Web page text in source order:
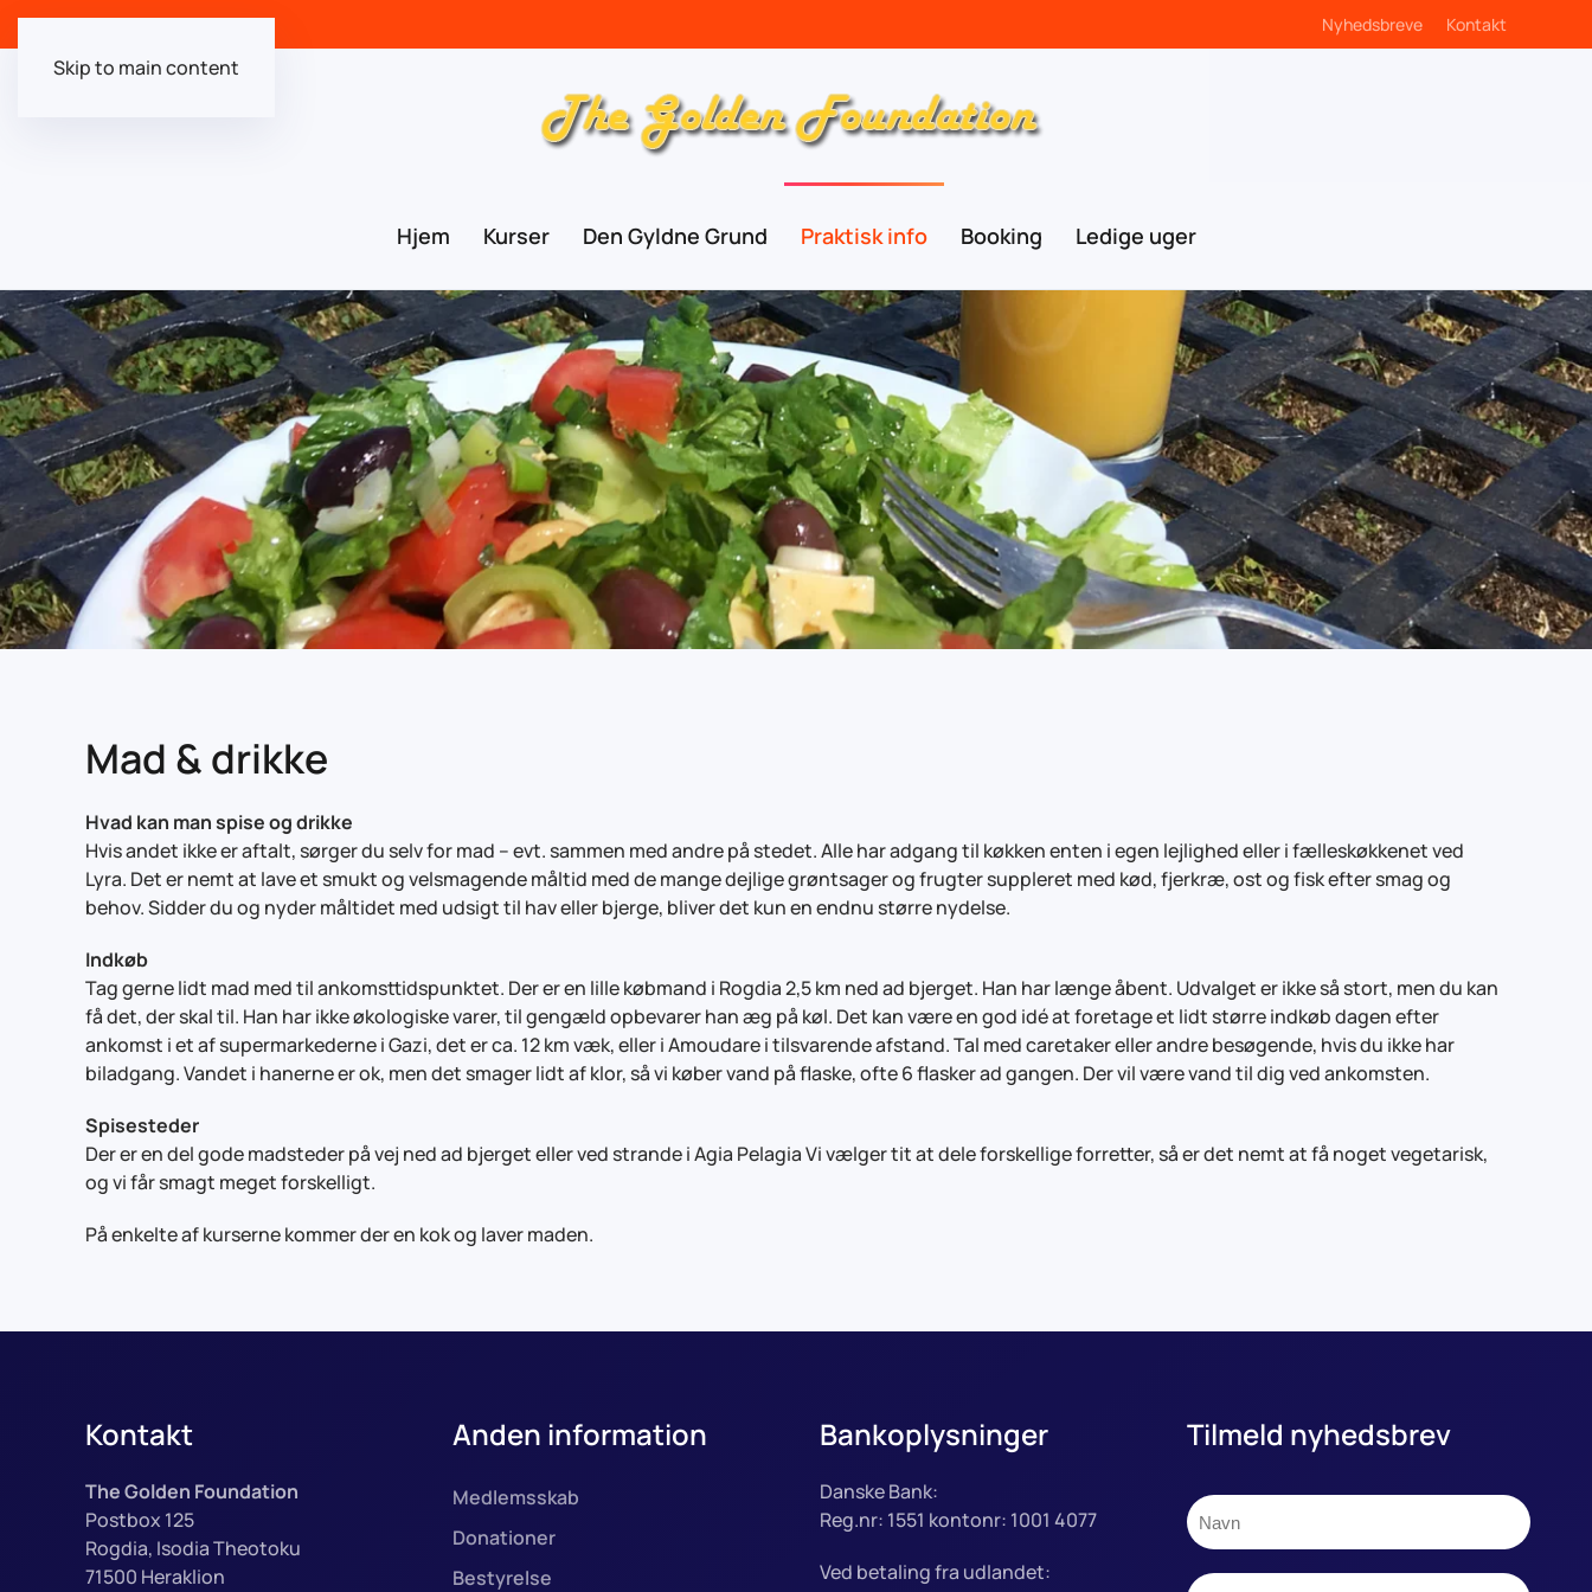
Skip to main content
Nyhedsbreve Kontakt
Hjem Kurser Den Gyldne Grund Praktisk info Booking Ledige uger
Mad & drikke
Hvad kan man spise og drikke
Hvis andet ikke er aftalt, sørger du selv for mad – evt. sammen med andre på stedet. Alle har adgang til køkken enten i egen lejlighed eller i fælleskøkkenet ved
Lyra. ​Det er nemt at lave et smukt og velsmagende måltid med de mange dejlige grøntsager og frugter suppleret med kød, fjerkræ, ost og fisk efter smag og
behov. Sidder du og nyder måltidet med udsigt til hav eller bjerge, bliver det kun en endnu større nydelse.
Indkøb
Tag gerne lidt mad med til ankomsttidspunktet. Der er en lille købmand i Rogdia 2,5 km ned ad bjerget. Han har længe åbent. Udvalget er ikke så stort, men du kan
få det, der skal til. Han har ikke økologiske varer, til gengæld opbevarer han æg på køl. Det kan være en god idé at foretage et lidt større indkøb dagen efter
ankomst i et af supermarkederne i Gazi, det er ca. 12 km væk, eller i Amoudare i tilsvarende afstand. Tal med caretaker eller andre besøgende, hvis du ikke har
biladgang. Vandet i hanerne er ok, men det smager lidt af klor, så vi køber vand på flaske, ofte 6 flasker ad gangen. Der vil være vand til dig ved ankomsten.
Spisesteder
Der er en del gode madsteder på vej ned ad bjerget eller ved strande i Agia Pelagia Vi vælger tit at dele forskellige forretter, så er det nemt at få noget vegetarisk,
og vi får smagt meget forskelligt.
På enkelte af kurserne kommer der en kok og laver maden.
Kontakt
The Golden Foundation
Postbox 125
Rogdia, Isodia Theotoku
71500 Heraklion
Anden information
Medlemsskab
Donationer
Bestyrelse
Bankoplysninger
Danske Bank:
Reg.nr: 1551 kontonr: 1001 4077
Ved betaling fra udlandet:
Tilmeld nyhedsbrev